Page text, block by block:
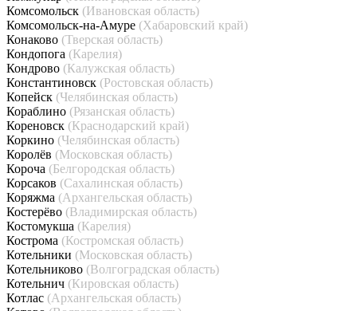
Комсомольск (Ивановская область)
Комсомольск-на-Амуре (Хабаровский край)
Конаково (Тверская область)
Кондопога (Карелия)
Кондрово (Калужская область)
Константиновск (Ростовская область)
Копейск (Челябинская область)
Кораблино (Рязанская область)
Кореновск (Краснодарский край)
Коркино (Челябинская область)
Королёв (Московская область)
Короча (Белгородская область)
Корсаков (Сахалинская область)
Коряжма (Архангельская область)
Костерёво (Владимирская область)
Костомукша (Карелия)
Кострома (Костромская область)
Котельники (Московская область)
Котельниково (Волгоградская область)
Котельнич (Кировская область)
Котлас (Архангельская область)